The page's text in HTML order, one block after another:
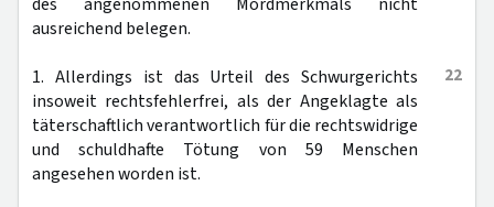
ausreichend belegen.
22
1. Allerdings ist das Urteil des Schwurgerichts
insoweit rechtsfehlerfrei, als der Angeklagte als
täterschaftlich verantwortlich für die rechtswidrige
und schuldhafte Tötung von 59 Menschen
angesehen worden ist.